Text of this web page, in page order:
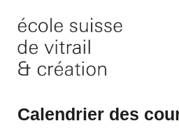
content
Calendrier des